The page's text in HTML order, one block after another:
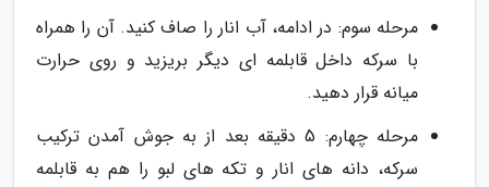
مرحله سوم: در ادامه، آب انار را صاف کنید. آن را همراه
با سرکه داخل قابلمه ای دیگر بریزید و روی حرارت
میانه قرار دهید.
مرحله چهارم: 5 دقیقه بعد از به جوش آمدن ترکیب
سرکه، دانه های انار و تکه های لبو را هم به قابلمه